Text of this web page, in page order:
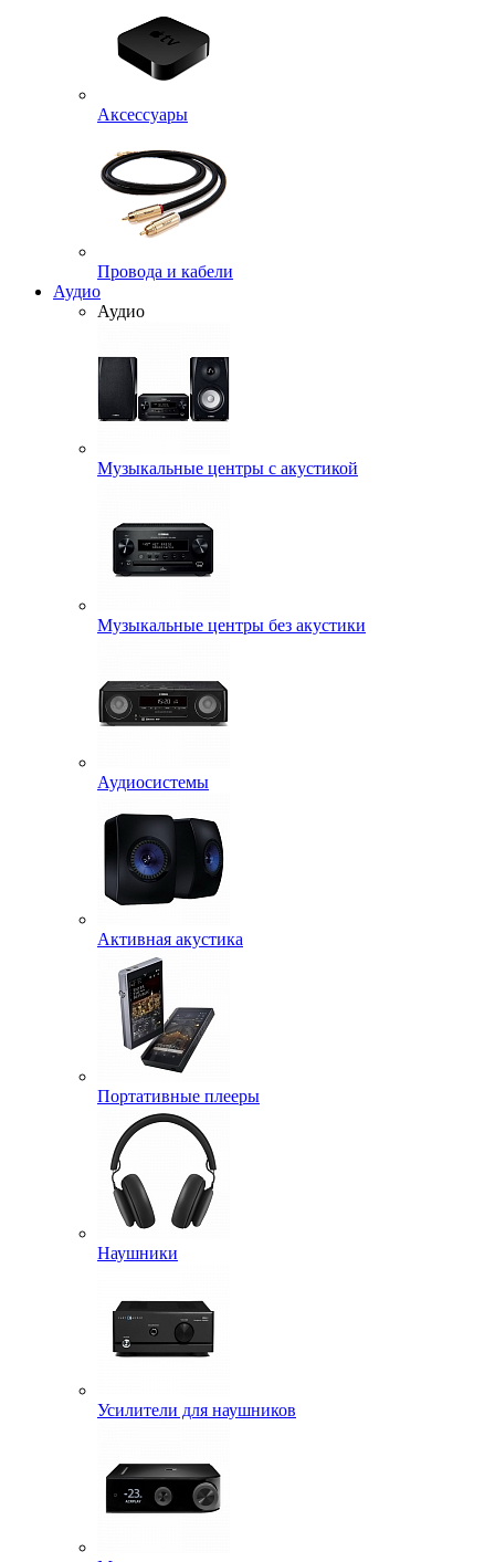
Аксессуары
Провода и кабели
Аудио
Аудио
Музыкальные центры с акустикой
Музыкальные центры без акустики
Аудиосистемы
Активная акустика
Портативные плееры
Наушники
Усилители для наушников